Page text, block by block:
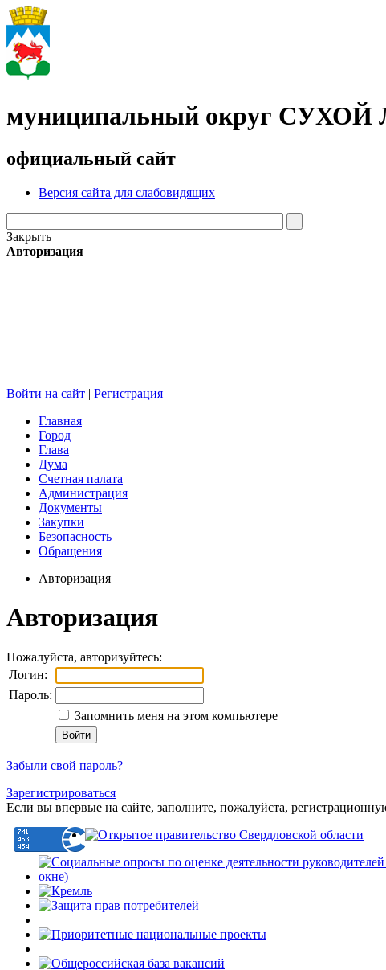
муниципальный округ СУХОЙ
официальный сайт
Версия сайта для слабовидящих
Закрыть
Авторизация
Войти на сайт | Регистрация
Главная
Город
Глава
Дума
Счетная палата
Администрация
Документы
Закупки
Безопасность
Обращения
Авторизация
Авторизация
Пожалуйста, авторизуйтесь:
Логин:
Пароль:
Запомнить меня на этом компьютере
Забыли свой пароль?
Зарегистрироваться
Если вы впервые на сайте, заполните, пожалуйста,